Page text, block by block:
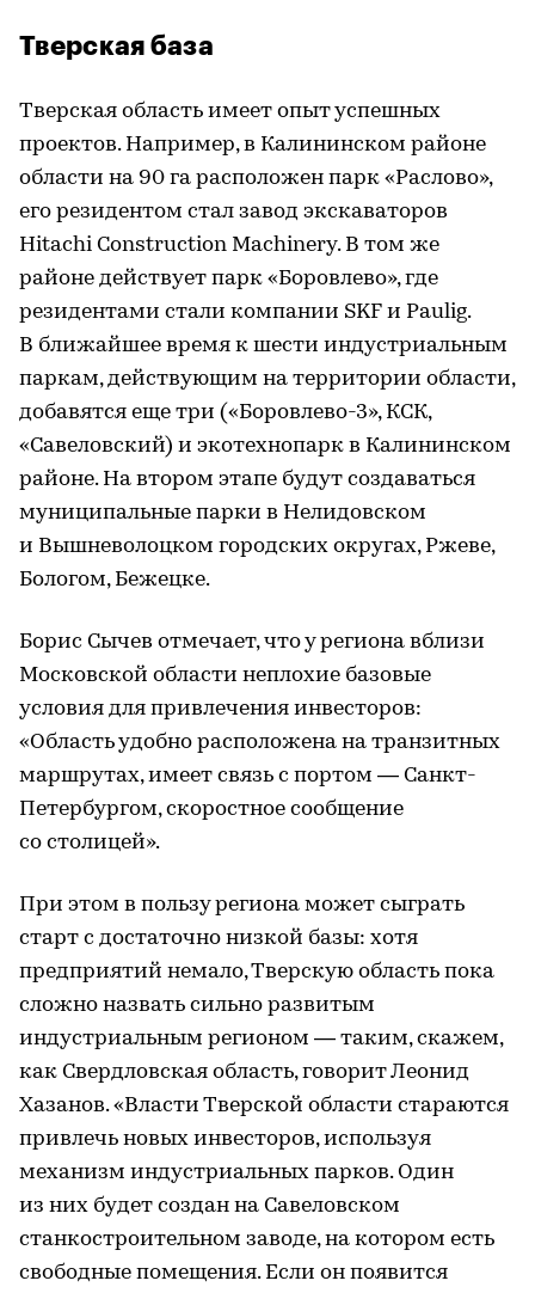
Тверская база
Тверская область имеет опыт успешных
проектов. Например, в Калининском районе
области на 90 га расположен парк «Раслово»,
его резидентом стал завод экскаваторов
Hitachi Construction Machinery. В том же
районе действует парк «Боровлево», где
резидентами стали компании SKF и Paulig.
В ближайшее время к шести индустриальным
паркам, действующим на территории области,
добавятся еще три («Боровлево-3», КСК,
«Савеловский) и экотехнопарк в Калининском
районе. На втором этапе будут создаваться
муниципальные парки в Нелидовском
и Вышневолоцком городских округах, Ржеве,
Бологом, Бежецке.
Борис Сычев отмечает, что у региона вблизи
Московской области неплохие базовые
условия для привлечения инвесторов:
«Область удобно расположена на транзитных
маршрутах, имеет связь с портом — Санкт-
Петербургом, скоростное сообщение
со столицей».
При этом в пользу региона может сыграть
старт с достаточно низкой базы: хотя
предприятий немало, Тверскую область пока
сложно назвать сильно развитым
индустриальным регионом — таким, скажем,
как Свердловская область, говорит Леонид
Хазанов. «Власти Тверской области стараются
привлечь новых инвесторов, используя
механизм индустриальных парков. Один
из них будет создан на Савеловском
станкостроительном заводе, на котором есть
свободные помещения. Если он появится